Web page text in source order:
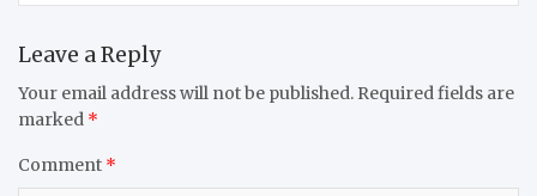
Leave a Reply
Your email address will not be published. Required fields are
marked *
Comment *